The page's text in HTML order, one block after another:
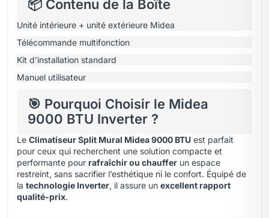
📦 Contenu de la Boîte
Unité intérieure + unité extérieure Midea
Télécommande multifonction
Kit d’installation standard
Manuel utilisateur
🎯 Pourquoi Choisir le Midea
9000 BTU Inverter ?
Le Climatiseur Split Mural Midea 9000 BTU est parfait
pour ceux qui recherchent une solution compacte et
performante pour rafraîchir ou chauffer un espace
restreint, sans sacrifier l’esthétique ni le confort. Équipé de
la technologie Inverter, il assure un excellent rapport
qualité-prix.